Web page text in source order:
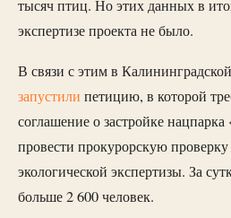
тысяч птиц. Но этих данных в
экспертизе проекта не было.
В связи с этим в
запустили петицию, в которой
соглашение о застройке
провести прокурорскую
экологической экспертизы. За
больше 2 600 человек.